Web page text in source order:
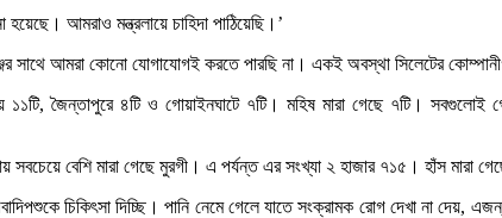
আমরাও মন্ত্রলায়ে চাহিদা পাঠিয়েছি।’
সাথে আমরা কোনো যোগাযোগই করতে পারছি না। একই অবস্থা সিলেটের
জৈন্তাপুরে ৪টি ও গোয়াইনঘাটে ৭টি। মহিষ মারা গেছে ৭টি। সবগুলোই
সবচেয়ে বেশি মারা গেছে মুরগী। এ পর্যন্ত এর সংখ্যা ২ হাজার ৭১৫। হাঁস মারা
চিকিৎসা দিচ্ছি। পানি নেমে গেলে যাতে সংক্রামক রোগ দেখা না দেয়,